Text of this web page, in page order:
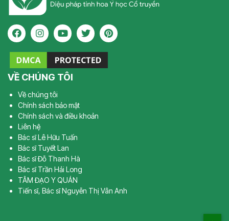
VỀ CHÚNG TÔI
Về chúng tôi
Chính sách bảo mật
Chính sách và điều khoản
Liên hệ
Bác sĩ Lê Hữu Tuấn
Bác sĩ Tuyết Lan
Bác sĩ Đỗ Thanh Hà
Bác sĩ Trần Hải Long
TÂM ĐẠO Y QUÁN
Tiến sĩ, Bác sĩ Nguyễn Thị Vân Anh